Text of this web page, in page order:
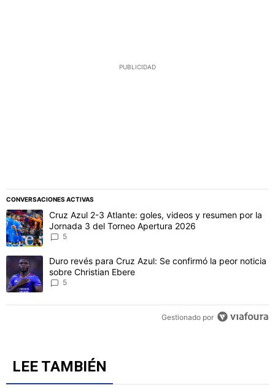
PUBLICIDAD
CONVERSACIONES ACTIVAS
Este listado muestra los artículos con más comentarios en los
Un artículo de tendencia con el título "Cruz Azul 2-3 Atlante:
Cruz Azul 2-3 Atlante: goles, videos y resumen por la
Jornada 3 del Torneo Apertura 2026
5
Un artículo de tendencia con el título "Duro revés para Cruz Azul:
Duro revés para Cruz Azul: Se confirmó la peor noticia
sobre Christian Ebere
5
Gestionado por
LEE TAMBIÉN